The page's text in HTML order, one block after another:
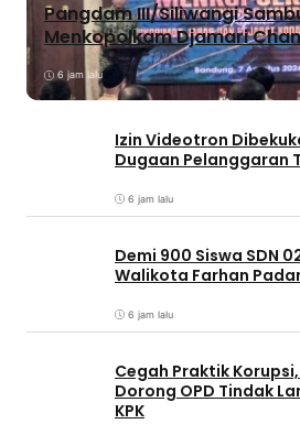
Pangdam III/Siliwangi
Menkopolkam Djamari
6 jam lalu
Izin Videotron
Dugaan Pelanggaran
6 jam lalu
Demi 900 Siswa SDN
Walikota Farhan
6 jam lalu
Cegah Praktik
Dorong OPD Tindak
KPK